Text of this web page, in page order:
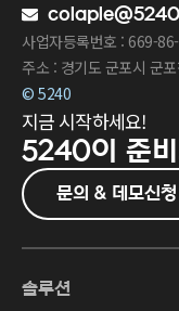
사업자등록번호 : 669-
주소 : 경기도 군포시 군
© 5240
지금 시작하세요!
5240이 준
문의 & 데모신청
솔루션